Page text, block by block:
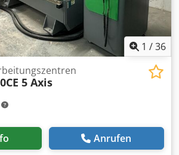
1 /36
5 Axis
Anrufen